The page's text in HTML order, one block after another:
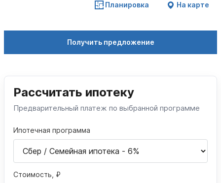
Планировка На карте
Получить предложение
Рассчитать ипотеку
Предварительный платеж по выбранной программе
Ипотечная программа
Стоимость, ₽